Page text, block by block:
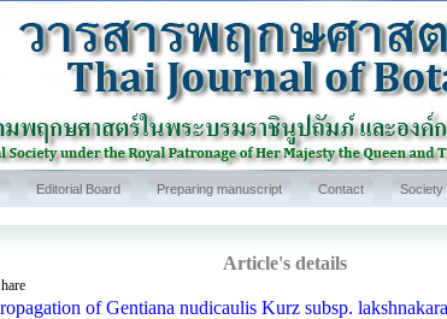
Editorial Board Preparing manuscript Contact Society
Article's details
of Gentiana nudicaulis Kurz subsp.